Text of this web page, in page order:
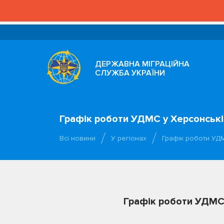
ДЕРЖАВНА МІГРАЦІЙНА
СЛУЖБА УКРАЇНИ
Графік роботи УДМС у
Всі новини У регіонах Графік роботи
Графік роботи УДМС